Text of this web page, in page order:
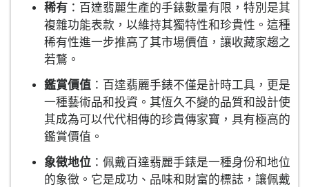
稀有 ：百達翡麗生產的手錶數量有限，特別是其
複雜功能表款，以維持其獨特性和珍貴性。這種
稀有性進一步推高了其市場價值，讓收藏家趨之
若鶩。
鑑賞價值 ：百達翡麗手錶不僅是計時工具，更是
一種藝術品和投資。其恆久不變的品質和設計使
其成為可以代代相傳的珍貴傳家寶，具有極高的
鑑賞價值。
象徵地位 ：佩戴百達翡麗手錶是一種身份和地位
的象徵。它是成功、品味和財富的標誌，讓佩戴